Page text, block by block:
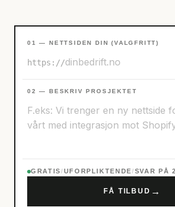
01 — NETTSIDEN DIN (VALGFRITT)
https://
02 — BESKRIV PROSJEKTET
GRATIS/UFORPLIKTENDE/SVAR PÅ
FÅ TILBUD →